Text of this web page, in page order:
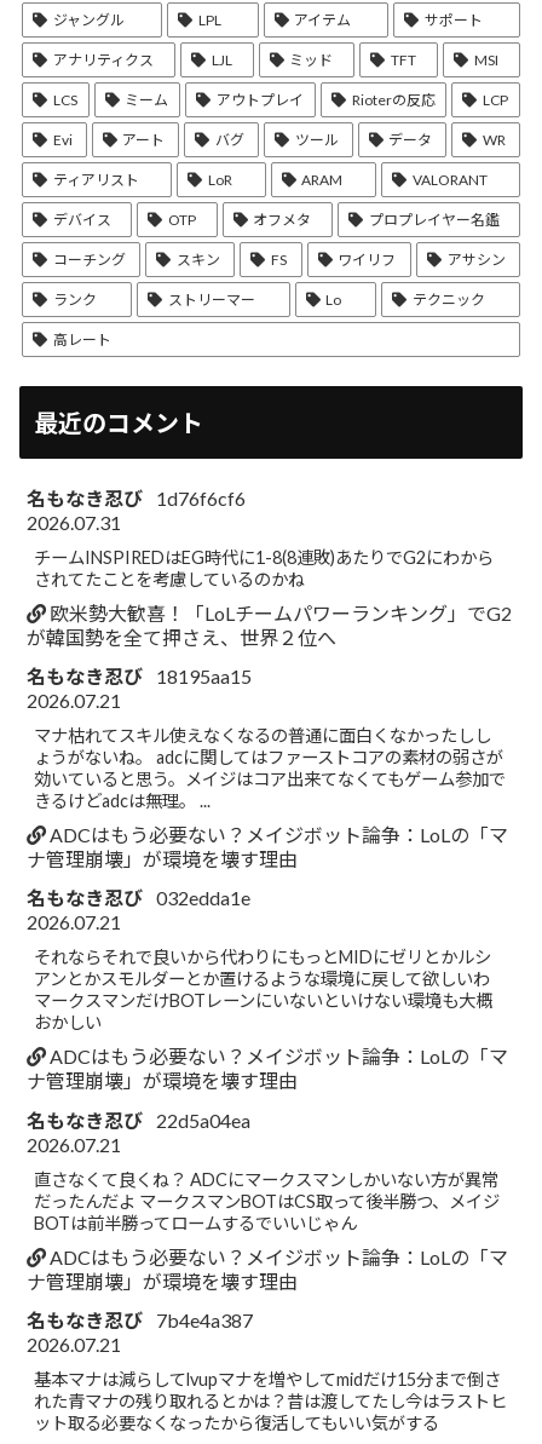
ジャングル LPL アイテム サポート
アナリティクス LJL ミッド TFT MSI
LCS ミーム アウトプレイ Rioterの反応 LCP
Evi アート バグ ツール データ WR
ティアリスト LoR ARAM VALORANT
デバイス OTP オフメタ プロプレイヤー名鑑
コーチング スキン FS ワイリフ アサシン
ランク ストリーマー Lo テクニック
高レート
最近のコメント
名もなき忍び
1d76f6cf6
2026.07.31
チームINSPIREDはEG時代に1-8(8連敗)あたりでG2にわから
されてたことを考慮しているのかね
欧米勢大歓喜！「LoLチームパワーランキング」でG2
が韓国勢を全て押さえ、世界２位へ
名もなき忍び
18195aa15
2026.07.21
マナ枯れてスキル使えなくなるの普通に面白くなかったしし
ょうがないね。 adcに関してはファーストコアの素材の弱さが
効いていると思う。メイジはコア出来てなくてもゲーム参加で
きるけどadcは無理。 ...
ADCはもう必要ない？メイジボット論争：LoLの「マ
ナ管理崩壊」が環境を壊す理由
名もなき忍び 032edda1e
2026.07.21
それならそれで良いから代わりにもっとMIDにゼリとかルシ
アンとかスモルダーとか置けるような環境に戻して欲しいわ
マークスマンだけBOTレーンにいないといけない環境も大概
おかしい
ADCはもう必要ない？メイジボット論争：LoLの「マ
ナ管理崩壊」が環境を壊す理由
名もなき忍び
22d5a04ea
2026.07.21
直さなくて良くね？ ADCにマークスマンしかいない方が異常
だったんだよ マークスマンBOTはCS取って後半勝つ、メイジ
BOTは前半勝ってロームするでいいじゃん
ADCはもう必要ない？メイジボット論争：LoLの「マ
ナ管理崩壊」が環境を壊す理由
名もなき忍び
7b4e4a387
2026.07.21
基本マナは減らしてlvupマナを増やしてmidだけ15分まで倒さ
れた青マナの残り取れるとかは？昔は渡してたし今はラストヒ
ット取る必要なくなったから復活してもいい気がする